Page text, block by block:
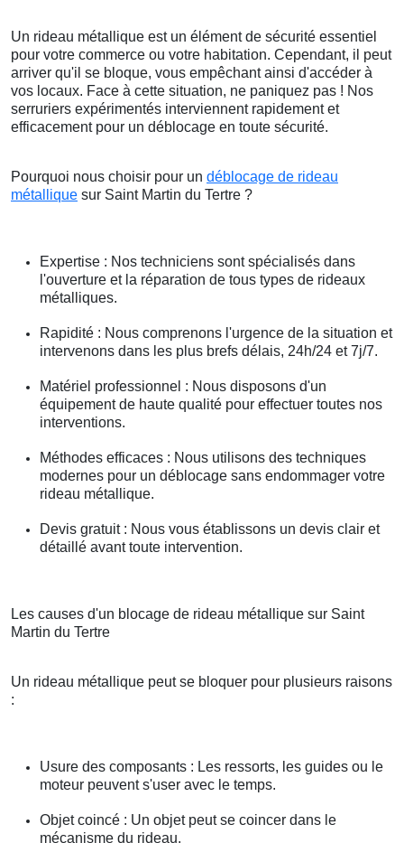
Un rideau métallique est un élément de sécurité essentiel
pour votre commerce ou votre habitation. Cependant, il peut
arriver qu'il se bloque, vous empêchant ainsi d'accéder à
vos locaux. Face à cette situation, ne paniquez pas ! Nos
serruriers expérimentés interviennent rapidement et
efficacement pour un déblocage en toute sécurité.
Pourquoi nous choisir pour un déblocage de rideau
métallique sur Saint Martin du Tertre ?
Expertise : Nos techniciens sont spécialisés dans
l'ouverture et la réparation de tous types de rideaux
métalliques.
Rapidité : Nous comprenons l'urgence de la situation et
intervenons dans les plus brefs délais, 24h/24 et 7j/7.
Matériel professionnel : Nous disposons d'un
équipement de haute qualité pour effectuer toutes nos
interventions.
Méthodes efficaces : Nous utilisons des techniques
modernes pour un déblocage sans endommager votre
rideau métallique.
Devis gratuit : Nous vous établissons un devis clair et
détaillé avant toute intervention.
Les causes d'un blocage de rideau métallique sur Saint
Martin du Tertre
Un rideau métallique peut se bloquer pour plusieurs raisons
:
Usure des composants : Les ressorts, les guides ou le
moteur peuvent s'user avec le temps.
Objet coincé : Un objet peut se coincer dans le
mécanisme du rideau.